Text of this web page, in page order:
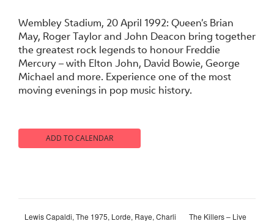
Wembley Stadium, 20 April 1992: Queen’s Brian
May, Roger Taylor and John Deacon bring together
the greatest rock legends to honour Freddie
Mercury – with Elton John, David Bowie, George
Michael and more. Experience one of the most
moving evenings in pop music history.
ADD TO CALENDAR
Lewis Capaldi, The 1975, Lorde, Raye, Charli
The Killers – Live